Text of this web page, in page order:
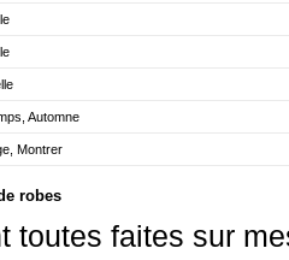
Automne
Montrer
robes
toutes faites sur